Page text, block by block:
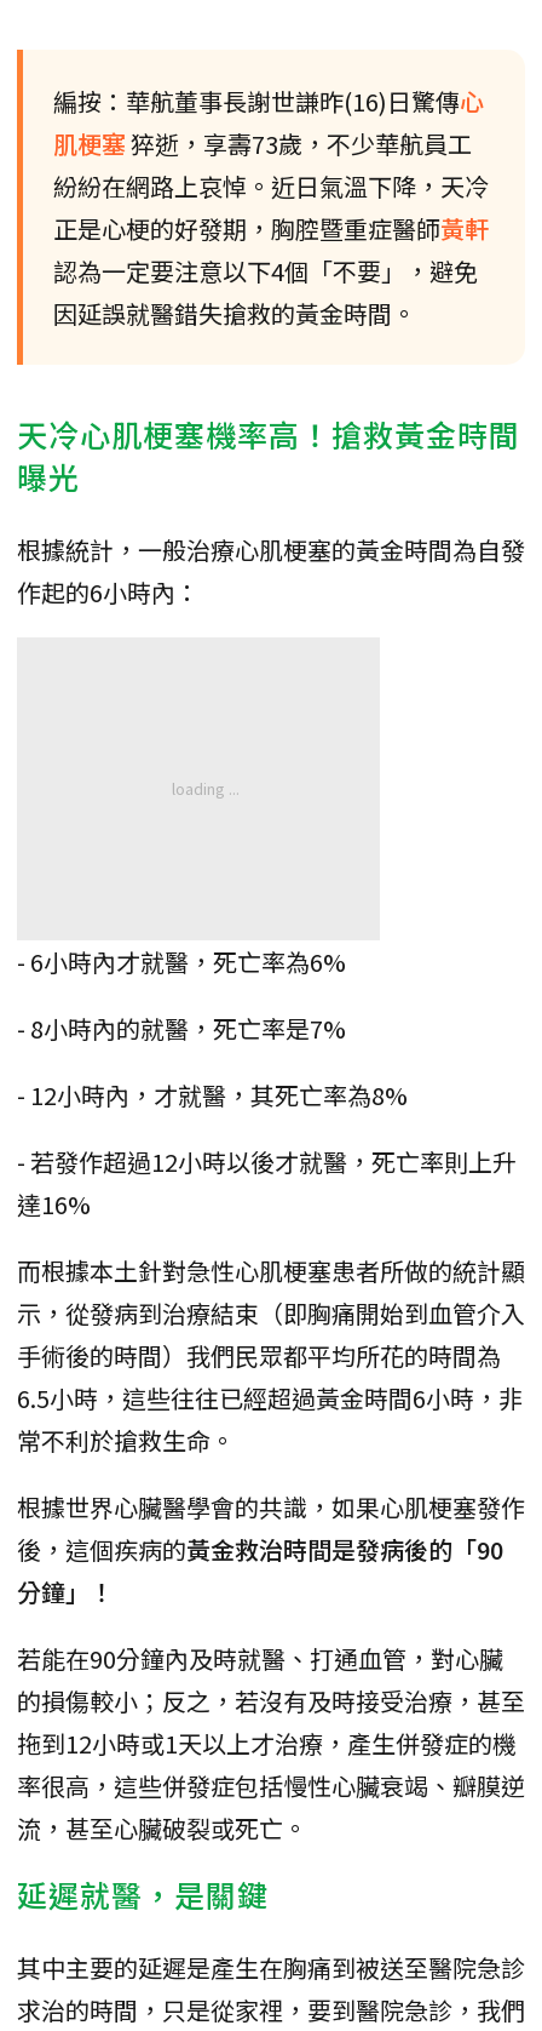
編按：華航董事長謝世謙昨(16)日驚傳心
肌梗塞猝逝，享壽73歲，不少華航員工
紛紛在網路上哀悼。近日氣溫下降，天冷
正是心梗的好發期，胸腔暨重症醫師黃軒
認為一定要注意以下4個「不要」，避免
因延誤就醫錯失搶救的黃金時間。
天冷心肌梗塞機率高！搶救黃金時間
曝光
根據統計，一般治療心肌梗塞的黃金時間為自發
作起的6小時內：
- 6小時內才就醫，死亡率為6%
- 8小時內的就醫，死亡率是7%
- 12小時內，才就醫，其死亡率為8%
- 若發作超過12小時以後才就醫，死亡率則上升
達16%
而根據本土針對急性心肌梗塞患者所做的統計顯
示，從發病到治療結束（即胸痛開始到血管介入
手術後的時間）我們民眾都平均所花的時間為
6.5小時，這些往往已經超過黃金時間6小時，非
常不利於搶救生命。
根據世界心臟醫學會的共識，如果心肌梗塞發作
後，這個疾病的黃金救治時間是發病後的「90
分鐘」！
若能在90分鐘內及時就醫、打通血管，對心臟
的損傷較小；反之，若沒有及時接受治療，甚至
拖到12小時或1天以上才治療，產生併發症的機
率很高，這些併發症包括慢性心臟衰竭、瓣膜逆
流，甚至心臟破裂或死亡。
延遲就醫，是關鍵
其中主要的延遲是產生在胸痛到被送至醫院急診
求治的時間，只是從家𥚃，要到醫院急診，我們